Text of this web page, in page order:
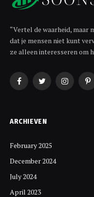
“Vertel de waarheid, maar
dat je mensen niet kunt
ze alleen interesseren om
FacebookTwitter
ARCHIEVEN
February 2025
December 2024
July 2024
April 2023